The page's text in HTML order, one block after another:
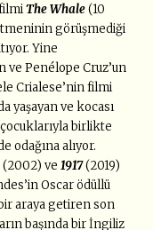
The Whale(10
görüşmediği
Yine
ve Penélope Cruz’un
Crialese’nin filmi
yaşayan ve kocası
birlikte
odağına alıyor.
(2002) ve1917(2019)
Oscar ödüllü
araya getiren son
başında bir İngiliz